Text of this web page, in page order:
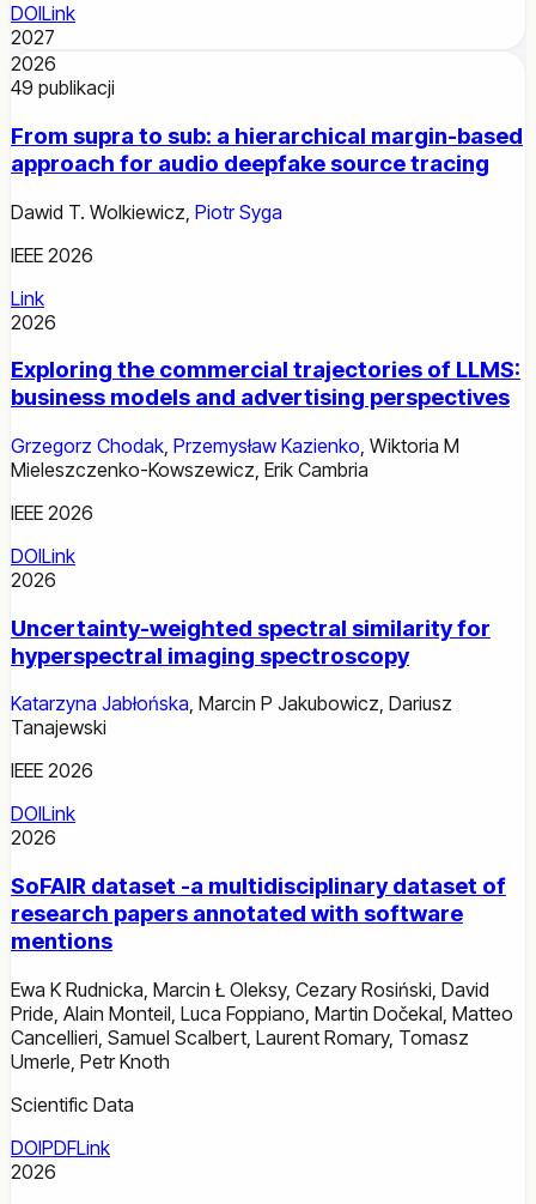
DOILink
2027
2026
49 publikacji
From supra to sub: a hierarchical margin-based
approach for audio deepfake source tracing
Dawid T. Wolkiewicz Piotr Syga
IEEE 2026
Link
2026
Exploring the commercial trajectories of LLMS:
business models and advertising perspectives
Grzegorz Chodak, Przemysław Kazienko, Wiktoria M
Mieleszczenko-Kowszewicz, Erik Cambria
IEEE 2026
DOILink
2026
Uncertainty-weighted spectral similarity for
hyperspectral imaging spectroscopy
Katarzyna Jabłońska, Marcin P Jakubowicz, Dariusz
Tanajewski
IEEE 2026
DOILink
2026
SoFAIR dataset -a multidisciplinary dataset of
research papers annotated with software
mentions
Ewa K Rudnicka Marcin Ł Oleksy, Cezary Rosiński David
Pride Alain Monteil Luca Foppiano Martin Dočekal Matteo
Cancellieri Samuel Scalbert Laurent Romary, Tomasz
Umerle Petr Knoth
Scientific Data
DOIPDFLink
2026